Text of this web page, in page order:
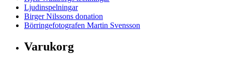
Ljudinspelningar
Birger Nilssons donation
Börringefotografen Martin Svensson
Varukorg